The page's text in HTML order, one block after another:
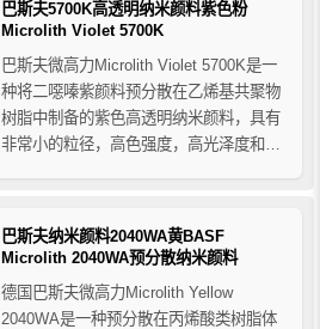
墨、紫外光固化油墨和溶剂型木器涂料
巴斯夫5700K高透明纳米颜料紫色粉
Microlith Violet 5700K
巴斯夫微高力Microlith Violet 5700K是一
种将二噁嗪紫颜料预分散在乙烯基共聚物
树脂中制备的紫色高透明纳米颜料，具有
非常小的粒径，高色强度，高光泽度和优
料和油墨体系，推荐用于溶剂型柔性版/凹
版油墨、UV固化印刷油墨、溶剂型木器漆
巴斯夫纳米颜料2040WA黄BASF
Microlith 2040WA预分散纳米颜料
德国巴斯夫微高力Microlith Yellow
2040WA是一种预分散在丙烯酸类树脂体